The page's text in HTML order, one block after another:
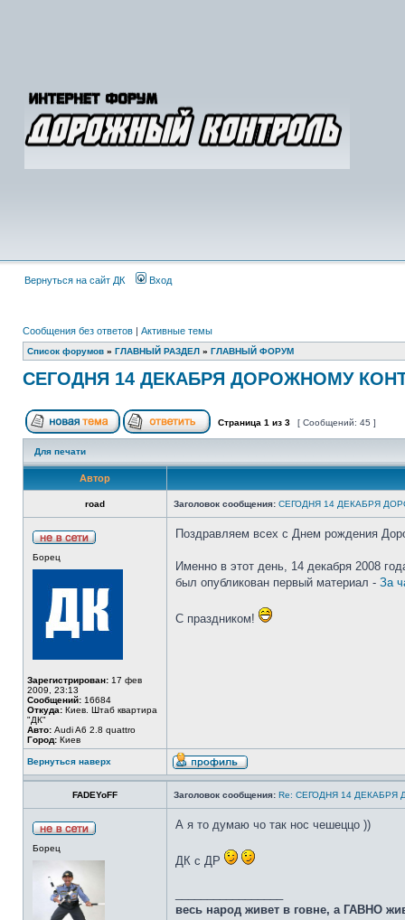
Вернуться на сайт ДК Вход
Сообщения без ответов | Активные темы
Список форумов » ГЛАВНЫЙ РАЗДЕЛ » ГЛАВНЫЙ ФОРУМ
СЕГОДНЯ 14 ДЕКАБРЯ ДОРОЖНОМУ
Страница 1 из 3 [ Сообщений: 45 ]
Для печати
Автор
road Заголовок сообщения: СЕГОДНЯ 14 ДЕКАБРЯ
Борец
Зарегистрирован: 17 фев
2009, 23:13
Сообщений: 16684
Откуда: Киев. Штаб квартира
"ДК"
Авто: Audi A6 2.8 quattro
Город: Киев
Поздравляем всех с Днем рождения
Именно в этот день, 14 декабря 2008
был опубликован первый материал - За
С праздником!
Вернуться наверх
FADEYoFF Заголовок сообщения: Re: СЕГОДНЯ 14
Борец
А я то думаю чо так нос чешеццо ))
ДК с ДР
весь народ живет в говне, а ГАВНО